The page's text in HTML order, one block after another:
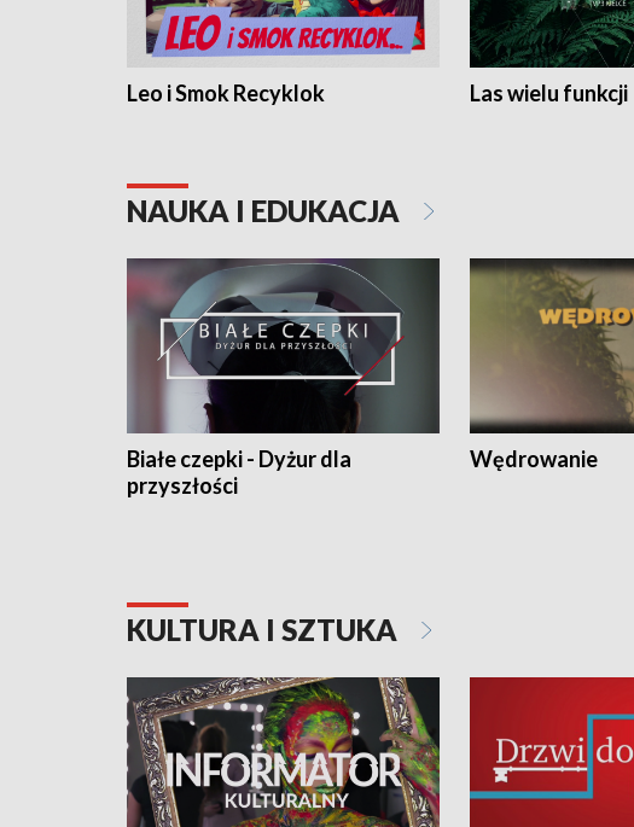
Leo i Smok Recyklok Las wielu funkcji
NAUKA I EDUKACJA
Białe czepki - Dyżur dla
przyszłości
Wędrowanie
KULTURA I SZTUKA